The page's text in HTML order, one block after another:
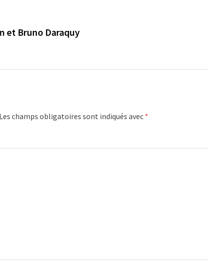
et Bruno Daraquy
Les champs obligatoires sont indiqués avec *